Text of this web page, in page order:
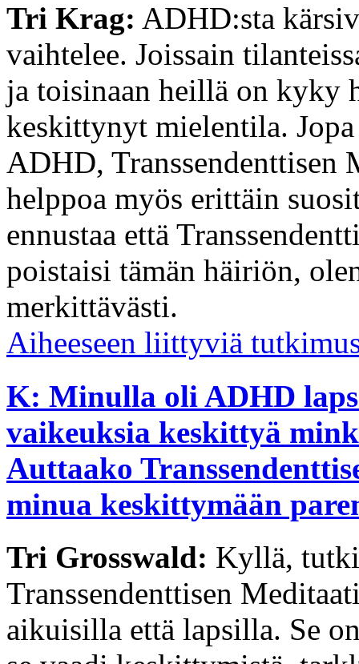
Tri Krag: ADHD:sta
vaihtelee. Joissain
ja toisinaan heillä on kyky
keskittynyt mielentila.
ADHD, Transsendenttisen
helppoa myös erittäin
ennustaa että
poistaisi tämän häiriön,
merkittävästi.
Aiheeseen liittyviä
K: Minulla oli ADHD
vaikeuksia keskittyä
Auttaako
minua keskittymään
Tri Grosswald: Kyllä,
Transsendenttisen
aikuisilla että lapsilla. Se